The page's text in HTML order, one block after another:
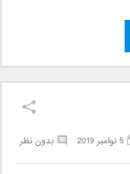
بدون نظر 5 نوامبر 2019